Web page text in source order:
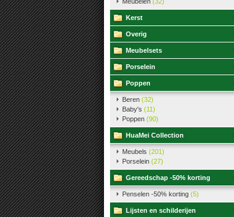
Kerst
Overig
Meubelsets
Porselein
Poppen
Beren (32)
Baby's (11)
Poppen (90)
HuaMei Collection
Meubels (201)
Porselein (27)
Gereedschap -50% korting
Penselen -50% korting (5)
Lijsten en schilderijen